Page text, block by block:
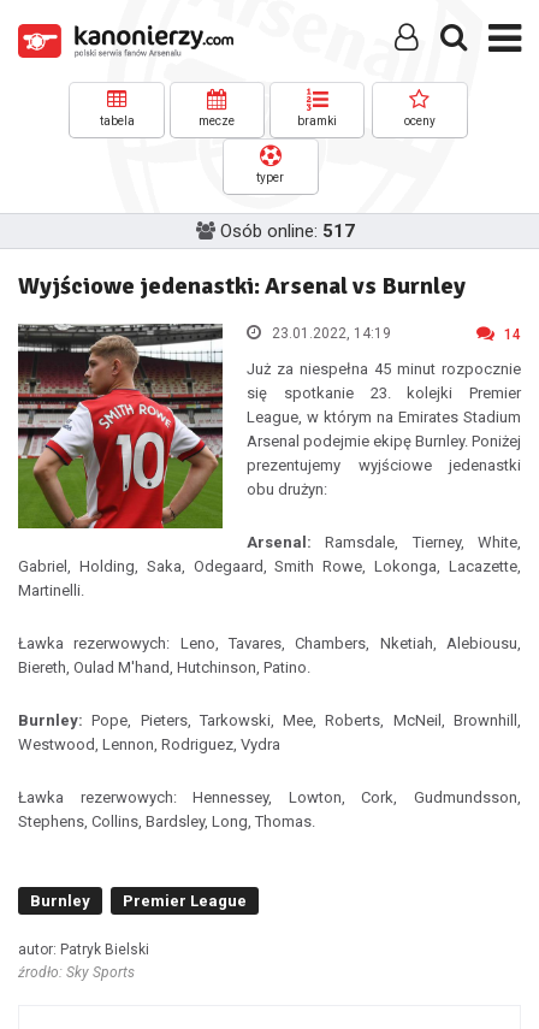
tabela mecze bramki oceny
typer
Osób online: 517
Wyjściowe jedenastki: Arsenal vs Burnley
23.01.2022, 14:19 14
Już za niespełna 45 minut rozpocznie
się spotkanie 23. kolejki Premier
League, w którym na Emirates Stadium
Arsenal podejmie ekipę Burnley. Poniżej
prezentujemy wyjściowe jedenastki
obu drużyn:
Arsenal: Ramsdale, Tierney, White,
Gabriel, Holding, Saka, Odegaard, Smith Rowe, Lokonga, Lacazette,
Martinelli.
Ławka rezerwowych: Leno, Tavares, Chambers, Nketiah, Alebiousu,
Biereth, Oulad M'hand, Hutchinson, Patino.
Burnley: Pope, Pieters, Tarkowski, Mee, Roberts, McNeil, Brownhill,
Westwood, Lennon, Rodriguez, Vydra
Ławka rezerwowych: Hennessey, Lowton, Cork, Gudmundsson,
Stephens, Collins, Bardsley, Long, Thomas.
Burnley Premier League
autor: Patryk Bielski
źrodło: Sky Sports